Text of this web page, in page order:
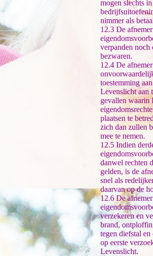
mogen slechts
nimmer als
12.3 De
verpanden noch
bezwaren.
12.4 De
toestemming
Levenslicht aan
gevallen waarin
plaatsen te
zich dan zullen
mee te nemen.
12.5 Indien
danwel rechten
gelden, is de
snel als
daarvan op de
12.6 De
verzekeren en
brand,
tegen diefstal
op eerste
Levenslicht.